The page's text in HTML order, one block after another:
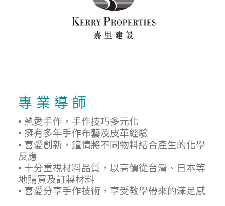
專 業 導 師
• 熱愛手作，手作技巧多元化
• 擁有多年手作布藝及皮革經驗
• 喜愛創新，鐘情將不同物料結合產生的化學
反應
• 十分重視材料品質，以高價從台灣、日本等
地購買及訂製材料
• 喜愛分享手作技術，享受教學帶來的滿足感